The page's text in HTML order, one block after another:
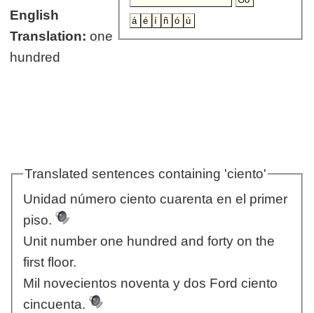
English
Translation: one
hundred
Translated sentences containing 'ciento'
Unidad número ciento cuarenta en el primer
piso.
Unit number one hundred and forty on the
first floor.
Mil novecientos noventa y dos Ford ciento
cincuenta.